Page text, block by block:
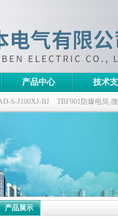
产品中心 技术
S-J100XJ-BJ TBF901防爆电筒,
,三防无极灯
产品展示